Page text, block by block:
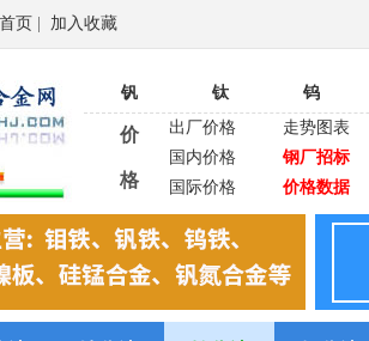
页 加入收藏
钒 钛 钨
价
格
出厂价格
走势图表
国内价格
钢厂招标
国际价格
价格数据